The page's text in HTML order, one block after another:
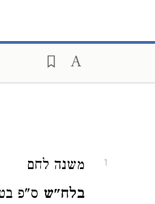
1
משנה לחם
בלח"ש ס"פ